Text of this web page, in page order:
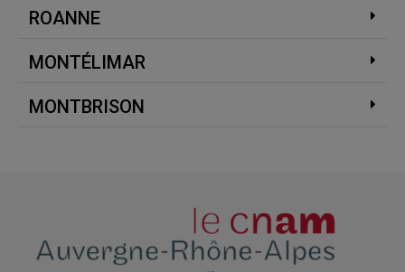
ROANNE
MONTÉLIMAR
MONTBRISON